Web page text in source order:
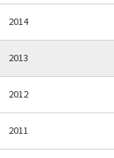
2014
2013
2012
2011